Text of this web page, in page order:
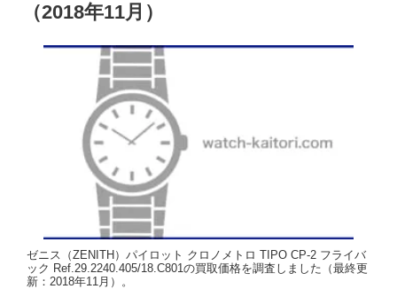
（2018年11月）
ゼニス（ZENITH）パイロット クロノメトロ TIPO CP-2 フライバ
ック Ref.29.2240.405/18.C801の買取価格を調査しました（最終更
新：2018年11月）。